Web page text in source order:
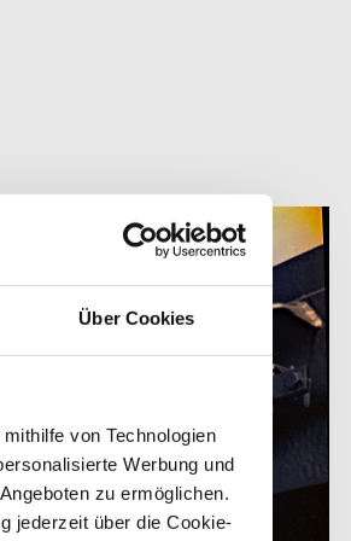
Über Cookies
von Technologien
Werbung und
zu ermöglichen.
jederzeit über die Cookie-